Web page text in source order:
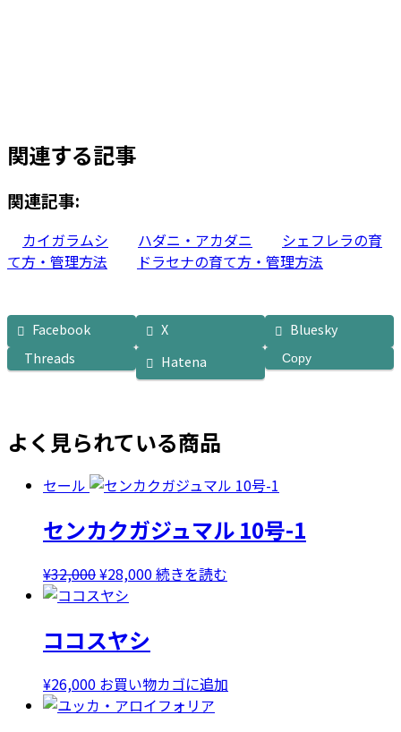
関連する記事
関連記事:
カイガラムシ ハダニ・アカダニ
シェフレラの育
て方・管理方法
ドラセナの育て方・管理方法
Facebook X
Bluesky
Threads
Hatena Copy
よく見られている商品
セール
センカクガジュマル 10号-1
¥32,000元
の
格
は
¥32,000
で
¥28,000現
は
¥28,000
続きを読む
ココスヤシ
¥26,000 お買い物カゴに追加